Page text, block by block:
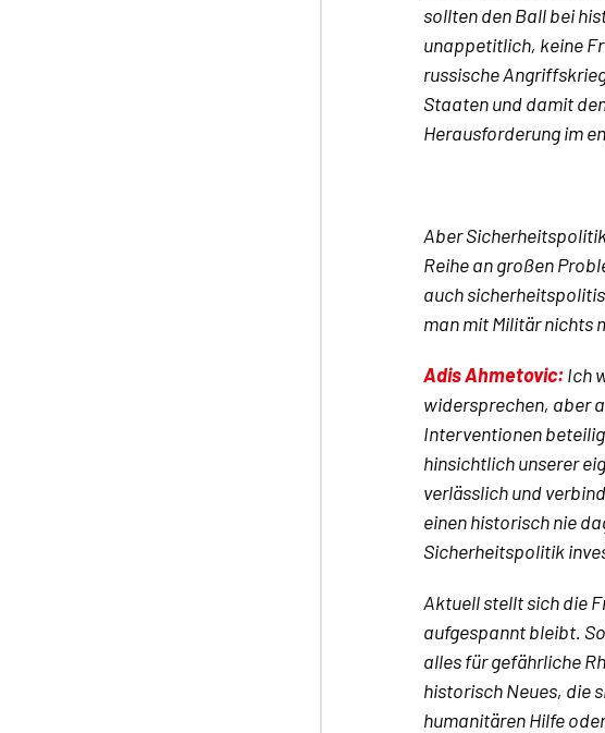
sollten den Ball bei
unappetitlich, keine
russische
Staaten und damit
Herausforderung im
Aber
Reihe an großen
auch
man mit Militär nichts
Adis Ahmetovic: Ich
widersprechen, aber
Interventionen
hinsichtlich unserer
verlässlich und
einen historisch nie
Sicherheitspolitik
Aktuell stellt sich die
aufgespannt bleibt.
alles für gefährliche
historisch Neues, die
humanitären Hilfe